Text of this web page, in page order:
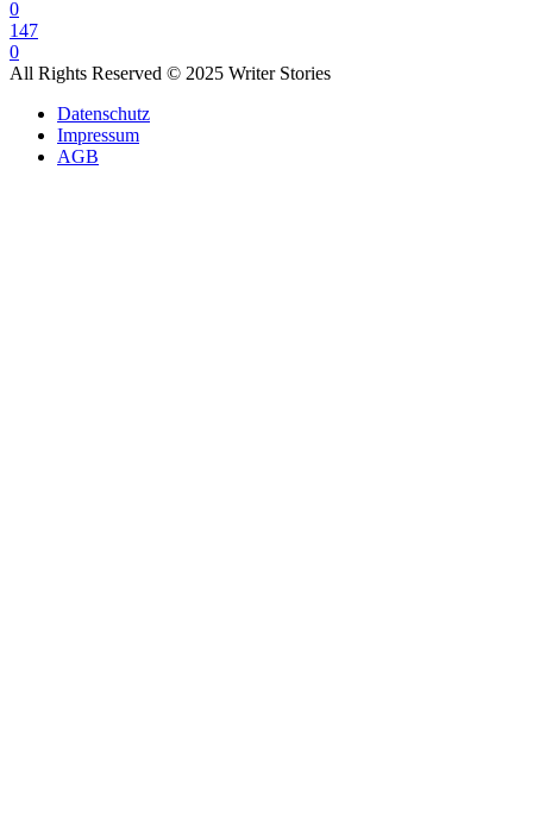
0
147
0
All Rights Reserved © 2025 Writer Stories
Datenschutz
Impressum
AGB